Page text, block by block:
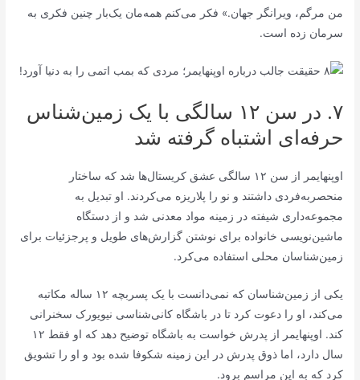
من مرگم، ویرانگر جهان.» فکر می‌کنم همه‌مان یک‌بار چنین فکری به
سرمان زده است.
۷. در سن ۱۲ سالگی با یک زمین‌شناس
حرفه‌ای اشتباه گرفته شد
اوپنهایمر از سن ۱۲ سالگی عشق کریستال‌ها شد که ساختار
منحصربه‌فردی داشتند و نو را پلاریزه می‌کردند. او تبدیل به
مجموعه‌داری شیفته در زمینه مواد معدنی شد و از دستگاه
ماشین‌نویسی خانواده برای نوشتن گزارش‌های طویل و پرجزئیات برای
زمین‌شناسان محلی استفاده می‌کرد.
یکی از زمین‌شناسان که نمی‌دانست با یک پسربچه ۱۲ ساله مکاتبه
می‌کند، او را دعوت کرد تا در باشگاه کانی‌شناسی نیویورک سخنرانی
کند. اوپنهایمر از پدرش خواست به باشگاه توضیح دهد که او فقط ۱۲
سال دارد، اما ذوق پدرش در این زمینه شکوفا شده بود و او را تشویق
کرد که به این مراسم برود.